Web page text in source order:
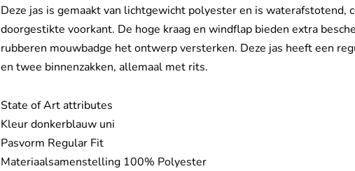
Deze jas is gemaakt van lichtgewicht polyester en is waterafstotend,
doorgestikte voorkant. De hoge kraag en windflap bieden extra
rubberen mouwbadge het ontwerp versterken. Deze jas heeft een
en twee binnenzakken, allemaal met rits.
State of Art attributes
Kleur donkerblauw uni
Pasvorm Regular Fit
Materiaalsamenstelling 100% Polyester